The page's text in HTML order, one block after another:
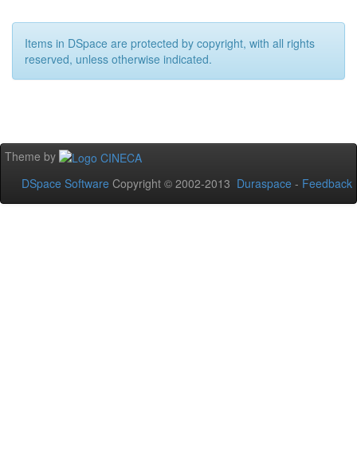
Items in DSpace are protected by copyright, with all rights
reserved, unless otherwise indicated.
Theme by
DSpace Software Copyright © 2002-2013 Duraspace - Feedback